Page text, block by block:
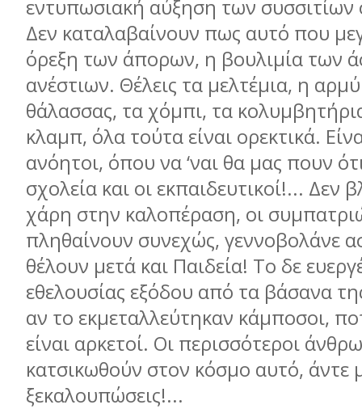
εντυπωσιακή αύξηση των
Δεν καταλαβαίνουν πως αυτό που
όρεξη των άπορων, η βουλιμία των
ανέστιων. Θέλεις τα μελτέμια, η
θάλασσας, τα χόμπι, τα
κλαμπ, όλα τούτα είναι ορεκτικά.
ανόητοι, όπου να ‘ναι θα μας πουν
σχολεία και οι εκπαιδευτικοί!... Δεν
χάρη στην καλοπέραση, οι
πληθαίνουν συνεχώς, γεννοβολάνε
θέλουν μετά και Παιδεία! Το δε
εθελουσίας εξόδου από τα βάσανα
αν το εκμεταλλεύτηκαν κάμποσοι,
είναι αρκετοί. Οι περισσότεροι
κατσικωθούν στον κόσμο αυτό, άντε
ξεκαλουπώσεις!...